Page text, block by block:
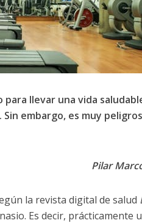
para llevar una vida
embargo, es muy
Pilar
la revista digital de salud
Es decir, prácticamente